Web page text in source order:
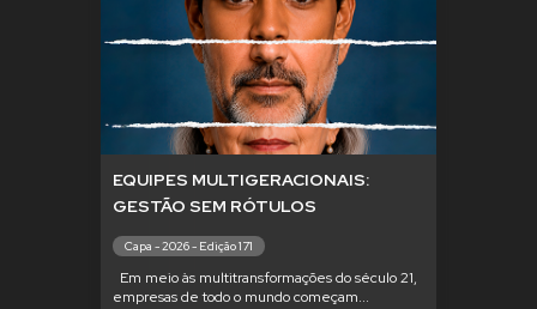
EQUIPES MULTIGERACIONAIS:
GESTÃO SEM RÓTULOS
Capa - 2026 - Edição 171
Em meio às multitransformações do século 21,
empresas de todo o mundo começam...